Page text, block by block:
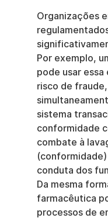
Organizações
Por exemplo,
pode usar
risco de
sistema
conformidade
combate à
conduta dos
Da mesma
farmacêutica
processos de